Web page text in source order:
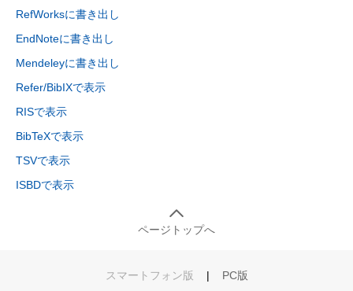
RefWorksに書き出し
EndNoteに書き出し
Mendeleyに書き出し
Refer/BibIXで表示
RISで表示
BibTeXで表示
TSVで表示
ISBDで表示
ページトップへ
スマートフォン版 | PC版